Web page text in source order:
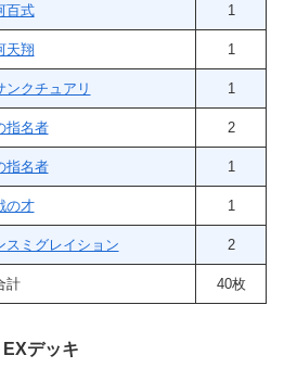
百式 1
天翔 1
ンクチュアリ 1
指名者 2
指名者 1
の才 1
スミグレイション 2
計 40枚
EXデッキ